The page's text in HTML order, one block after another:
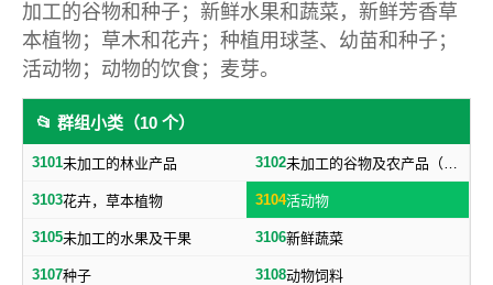
加工的谷物和种子；新鲜水果和蔬菜，新鲜芳香草
本植物；草木和花卉；种植用球茎、幼苗和种子；
活动物；动物的饮食；麦芽。
📂 群组小类（10 个）
3101未加工的林业产品 3102 未加工的谷物及农产品（不包括蔬菜，种子）
3103花卉，草本植物 3104活动物
3105未加工的水果及干果 3106新鲜蔬菜
3107种子 3108动物饲料